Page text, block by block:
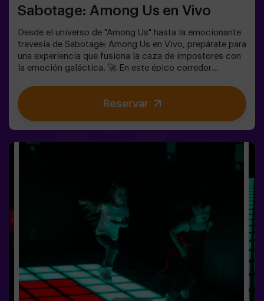
Sabotage: Among Us en Vivo
Desde el universo de "Among Us" hasta la emocionante
travesía de Sabotage: Among Us en Vivo, prepárate para
una experiencia que fusiona la caza de impostores con
la emoción galáctica. 🚀 En este épico corredor
aumenta, ya que impostores se ocultan entre tus
compañeros. Usa tus habilidades estratégicas, afina tu
observación y mejora tu comunicación para
adolescentes | familias ¡Embárcate en esta aventura
Reservar